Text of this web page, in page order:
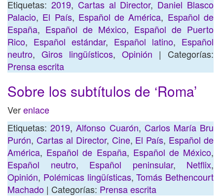
Etiquetas: 2019, Cartas al Director, Daniel Blasco
Palacio, El País, Español de América, Español de
España, Español de México, Español de Puerto
Rico, Español estándar, Español latino, Español
neutro, Giros lingüísticos, Opinión | Categorías:
Prensa escrita
Sobre los subtítulos de ‘Roma’
Verenlace
Etiquetas:2019,Alfonso Cuarón, Carlos María Bru
Purón, Cartas al Director, Cine, El País, Español de
América, Español de España, Español de México,
Español neutro, Español peninsular, Netflix,
Opinión, Polémicas lingüísticas,Tomás Bethencourt
Machado | Categorías: Prensa escrita